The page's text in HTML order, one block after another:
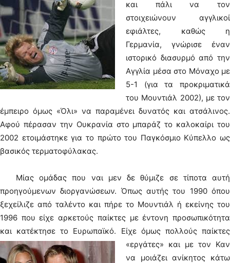
και πάλι να τον
στοιχειώνουν αγγλικοί
εφιάλτες, καθώς η
Γερμανία, γνώρισε έναν
ιστορικό διασυρμό από την
Αγγλία μέσα στο Μόναχο με
5-1 (για τα προκριματικά
του Μουντιάλ 2002), με τον
έμπειρο όμως «Όλι» να παραμένει δυνατός και ατσάλινος.
Αφού πέρασαν την Ουκρανία στο μπαράζ το καλοκαίρι του
2002 ετοιμάστηκε για το πρώτο του Παγκόσμιο Κύπελλο ως
βασικός τερματοφύλακας.
Μίας ομάδας που ναι μεν δε θύμιζε σε τίποτα αυτή
προηγούμενων διοργανώσεων. Όπως αυτής του 1990 όπου
ξεχείλιζε από ταλέντο και πήρε το Μουντιάλ ή εκείνης του
1996 που είχε αρκετούς παίκτες με έντονη προσωπικότητα
και κατέκτησε το Ευρωπαϊκό. Είχε όμως πολλούς παίκτες
«εργάτες» και με τον Καν
να μοιάζει ανίκητος κάτω